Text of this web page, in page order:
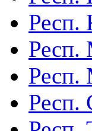
Респ.
Респ.
Респ.
Респ.